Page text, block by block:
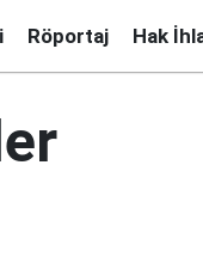
Röportaj Hak